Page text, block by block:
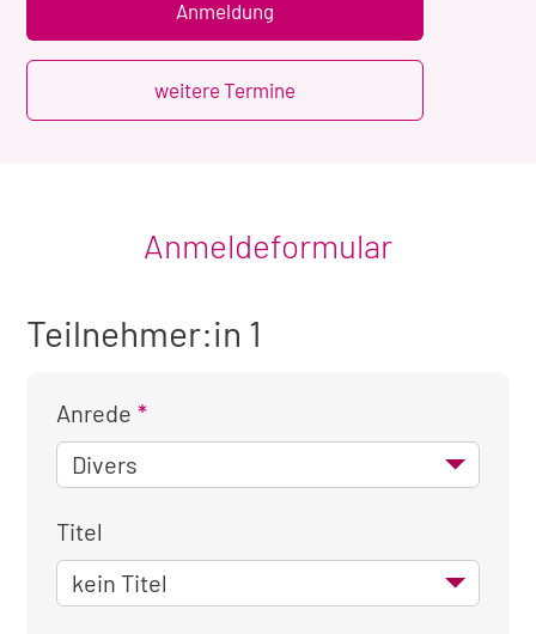
Anmeldung
weitere Termine
Anmeldeformular
Teilnehmer:in 1
Anrede
Titel